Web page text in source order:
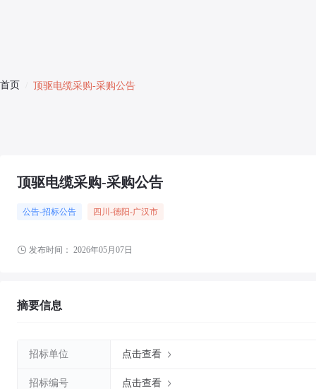
首页 顶驱电缆采购-采购公告
顶驱电缆采购-采购公告
公告-招标公告 四川 -德阳-广汉市
发布时间： 2026年05月07日
摘要信息
招标单位 点击查看
招标编号 点击查看